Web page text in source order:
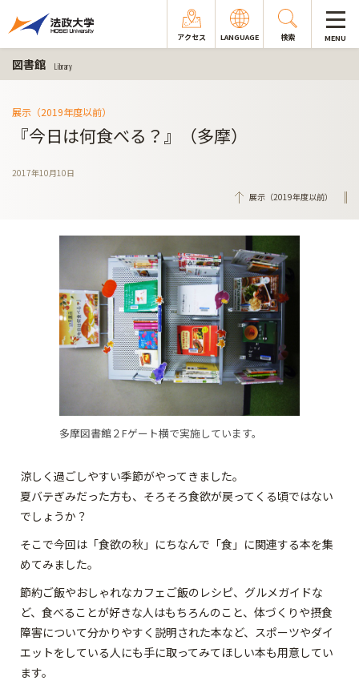
アクセス LANGUAGE 検索 MENU
図書館 Library
展示（2019年度以前）
『今日は何食べる？』（多摩）
2017年10月10日
展示（2019年度以前）
多摩図書館２Fゲート横で実施しています。
涼しく過ごしやすい季節がやってきました。
夏バテぎみだった方も、そろそろ食欲が戻ってくる頃ではない
でしょうか？
そこで今回は「食欲の秋」にちなんで「食」に関連する本を集
めてみました。
節約ご飯やおしゃれなカフェご飯のレシピ、グルメガイドな
ど、食べることが好きな人はもちろんのこと、体づくりや摂食
障害について分かりやすく説明された本など、スポーツやダイ
エットをしている人にも手に取ってみてほしい本も用意してい
ます。